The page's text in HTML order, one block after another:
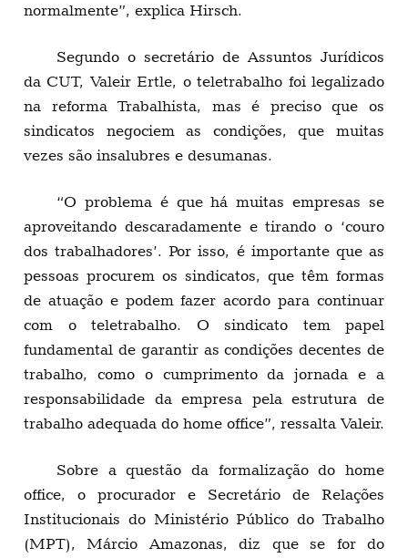
normalmente”, explica Hirsch.
Segundo o secretário de Assuntos Jurídicos
da CUT, Valeir Ertle, o teletrabalho foi legalizado
na reforma Trabalhista, mas é preciso que os
sindicatos negociem as condições, que muitas
vezes são insalubres e desumanas.
“O problema é que há muitas empresas se
aproveitando descaradamente e tirando o ‘couro
dos trabalhadores’. Por isso, é importante que as
pessoas procurem os sindicatos, que têm formas
de atuação e podem fazer acordo para continuar
com o teletrabalho. O sindicato tem papel
fundamental de garantir as condições decentes de
trabalho, como o cumprimento da jornada e a
responsabilidade da empresa pela estrutura de
trabalho adequada do home office”, ressalta Valeir.
Sobre a questão da formalização do home
office, o procurador e Secretário de Relações
Institucionais do Ministério Público do Trabalho
(MPT), Márcio Amazonas, diz que se for do